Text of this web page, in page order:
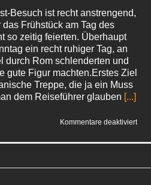
Besuch ist recht anstrengend,
Frühstück am Tag des
so zeitig feierten. Überhaupt
ein recht ruhiger Tag, an
durch Rom schlenderten und
gute Figur machten.Erstes Ziel
Treppe, die ja ein Muss
dem Reiseführer glauben [...]
Kommentare deaktiviertfür